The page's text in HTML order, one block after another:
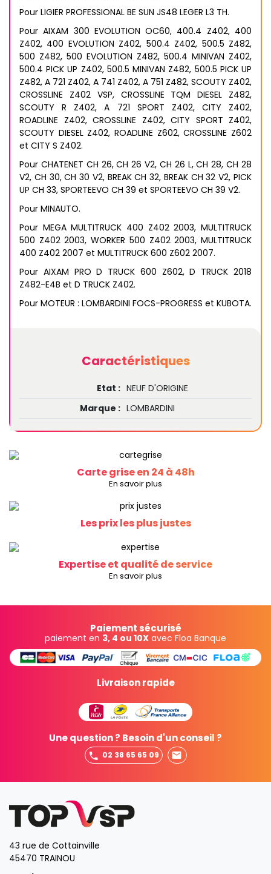
Pour LIGIER PROFESSIONAL BE SUN JS48 LEGER L3 TH.
Pour AIXAM 300 EVOLUTION OC60, 400.4 Z402, 400
Z402, 400 EVOLUTION Z402, 500.4 Z402, 500.5 Z482,
500 Z482, 500 EVOLUTION Z482, 500.4 MINIVAN Z402,
500.4 PICK UP Z402, 500.5 MINIVAN Z482, 500.5 PICK UP
Z482, A 721 Z402, A 741 Z402, A 751 Z482, SCOUTY Z402,
CROSSLINE Z402 VSP, CROSSLINE TQM DIESEL Z482,
SCOUTY R Z402, A 721 SPORT Z402, CITY Z402,
ROADLINE Z402, CROSSLINE Z402, CITY SPORT Z402,
SCOUTY DIESEL Z402, ROADLINE Z602, CROSSLINE Z602
et CITY S Z402.
Pour CHATENET CH 26, CH 26 V2, CH 26 L, CH 28, CH 28
V2, CH 30, CH 30 V2, BREAK CH 32, BREAK CH 32 V2, PICK
UP CH 33, SPORTEEVO CH 39 et SPORTEEVO CH 39 V2.
Pour MINAUTO.
Pour MEGA MULTITRUCK 400 Z402 2003, MULTITRUCK
500 Z402 2003, WORKER 500 Z402 2003, MULTITRUCK
400 Z402 2007 et MULTITRUCK 600 Z602 2007.
Pour AIXAM PRO D TRUCK 600 Z602, D TRUCK 2018
Z482-E4B et D TRUCK Z402.
Pour MOTEUR : LOMBARDINI FOCS-PROGRESS et KUBOTA.
Caractéristiques
Etat : NEUF D'ORIGINE
Marque : LOMBARDINI
Carte grise en 24 à 48h
En savoir plus
Les prix les plus justes
Expertise et qualité de service
En savoir plus
Paiement sécurisé
paiement en 3, 4 ou 10X avec Floa Banque
Livraison rapide
Une question ? Besoin d'un conseil ?
02 38 65 65 09
43 rue de Cottainville
45470 TRAINOU